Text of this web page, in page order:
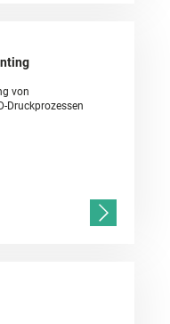
von
Druckprozessen